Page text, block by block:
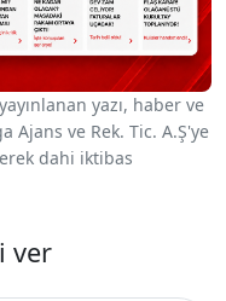
yazı, haber ve
Ajans ve Rek. Tic. A.Ş'ye
dahi iktibas
ver